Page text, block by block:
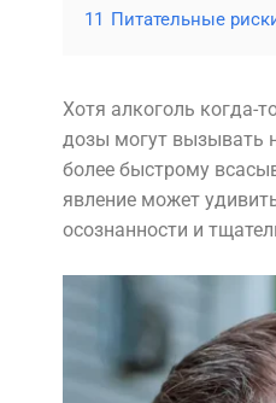
11 Питательные
Хотя алкоголь когда-
дозы могут вызывать
более быстрому
явление может
осознанности и